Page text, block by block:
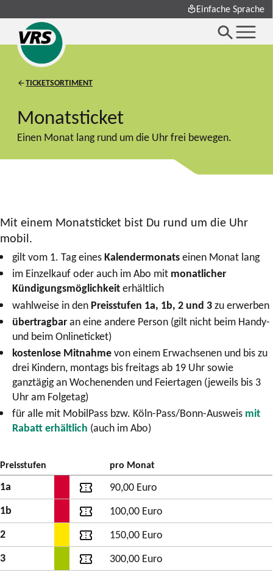
Einfache Sprache
TICKETSORTIMENT
Monatsticket
Einen Monat lang rund um die Uhr frei bewegen.
Mit einem Monatsticket bist Du rund um die Uhr
mobil.
gilt vom 1. Tag einesKalendermonatseinen Monat lang
im Einzelkauf oder auch im Abo mit monatlicher
Kündigungsmöglichkeiterhältlich
wahlweise in den Preisstufen 1a, 1b, 2 und 3zu erwerben
übertragbaran eine andere Person (gilt nicht beim Handy-
und beim Onlineticket)
kostenlose Mitnahmevon einem Erwachsenen und bis zu
drei Kindern, montags bis freitags ab 19 Uhr sowie
ganztägig an Wochenenden und Feiertagen (jeweils bis 3
Uhr am Folgetag)
für alle mit MobilPass bzw. Köln-Pass/Bonn-Ausweis mit
Rabatt erhältlich (auch im Abo)
Preisstufen pro Monat
1a
90,00 Euro
1b
100,00 Euro
2
150,00 Euro
3
300,00 Euro